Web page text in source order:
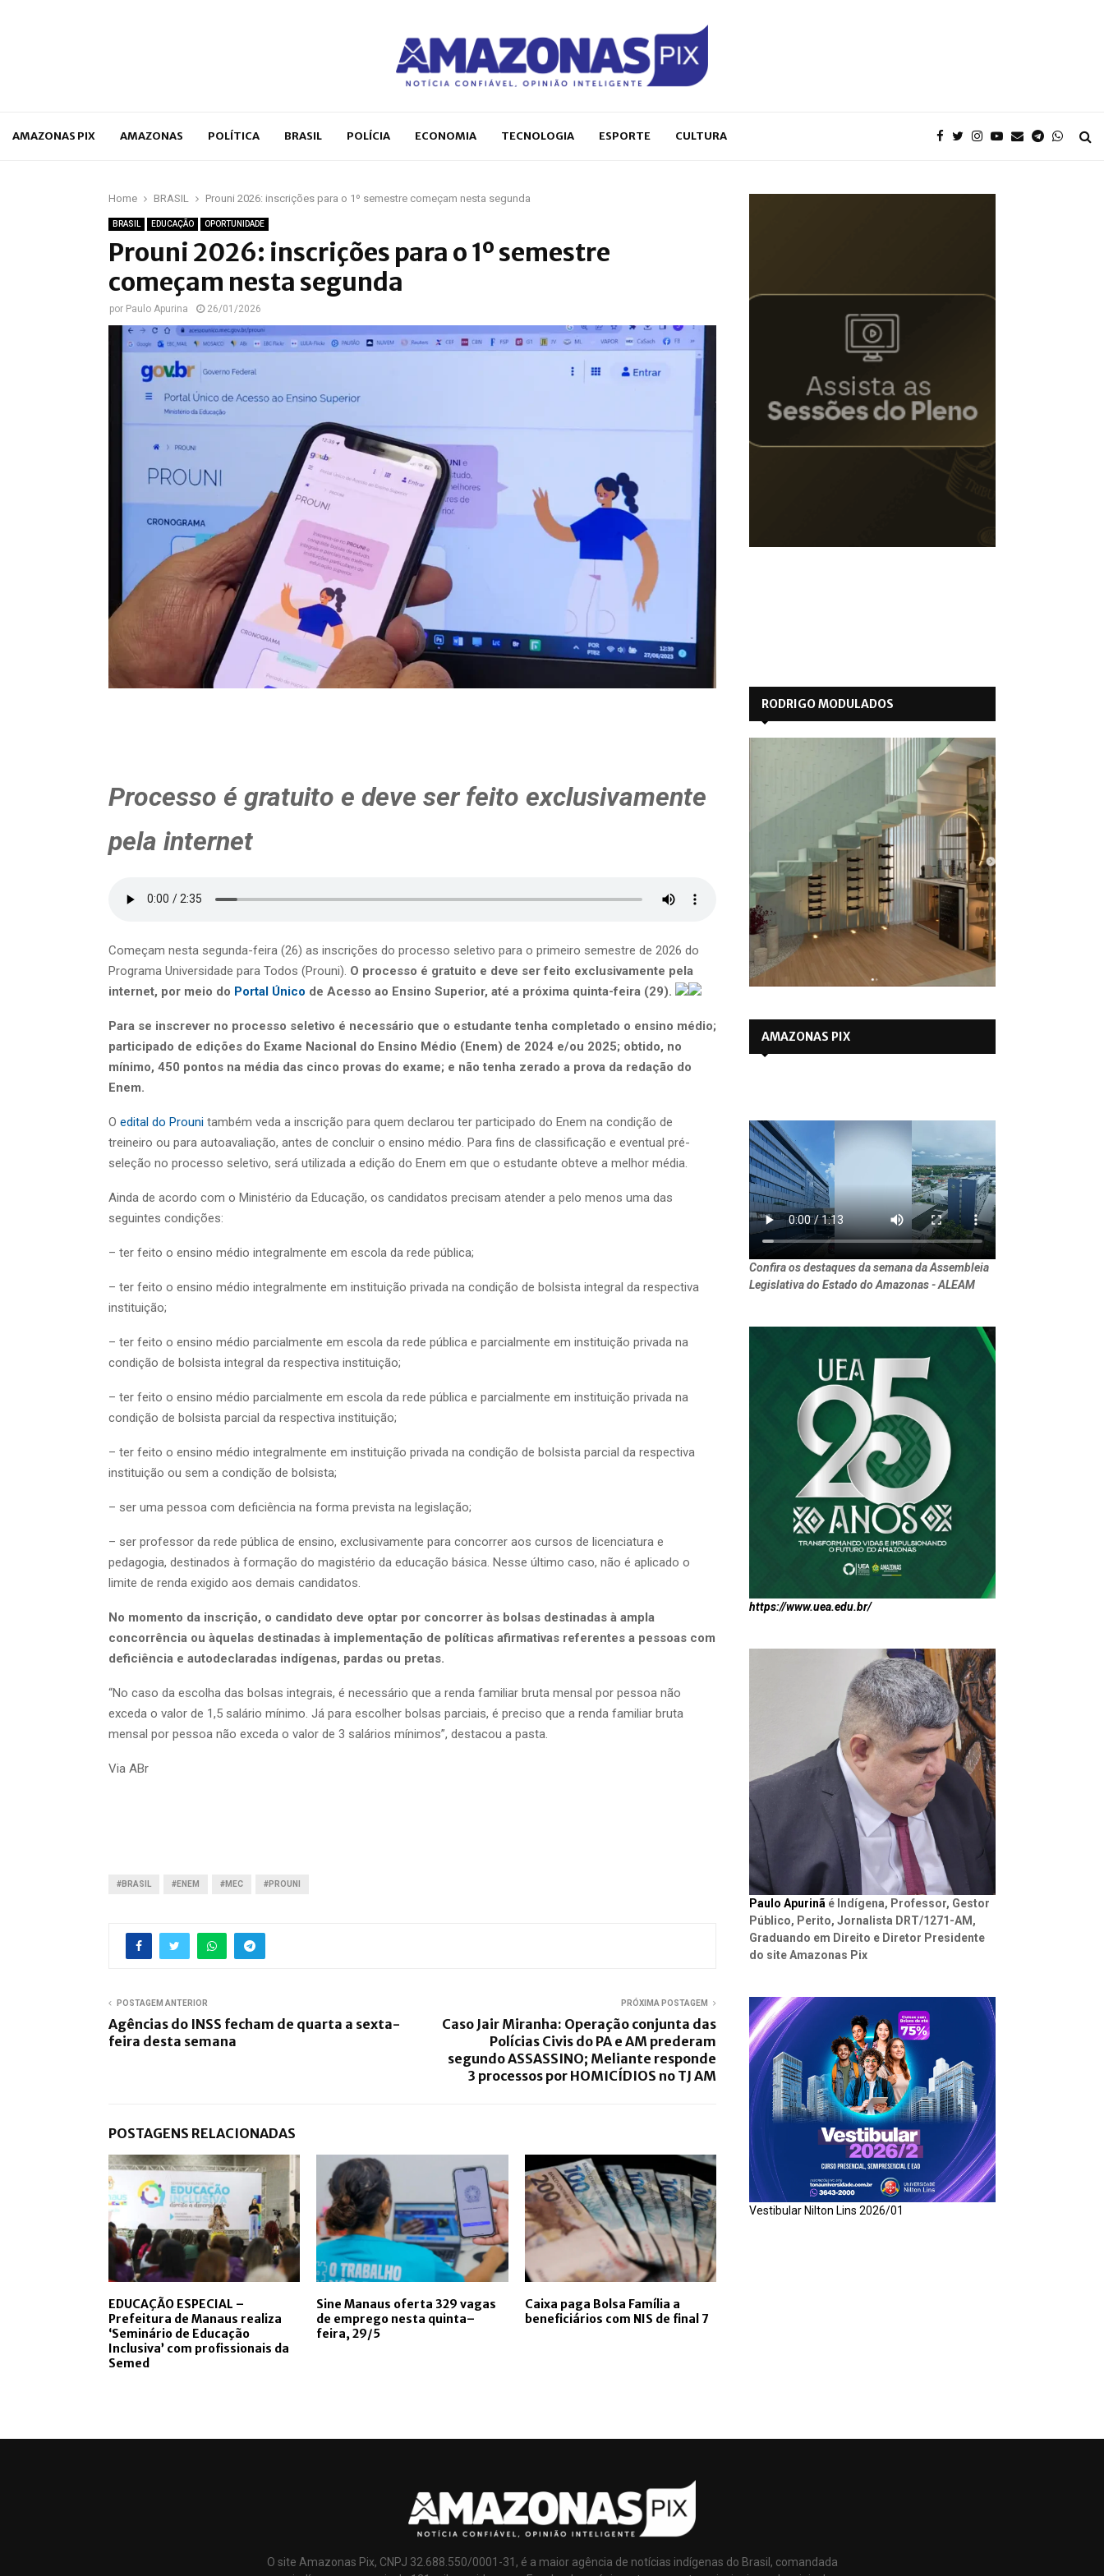
AMAZONAS PIX AMAZONAS POLÍTICA BRASIL POLÍCIA ECONOMIA TECNOLOGIA ESPORTE CULTURA
Home BRASIL Prouni 2026: inscrições para o 1º semestre começam nesta segunda
BRASIL EDUCAÇÃO OPORTUNIDADE
Prouni 2026: inscrições para o 1º semestre
começam nesta segunda
por Paulo Apurina 26/01/2026
Processo é gratuito e deve ser feito exclusivamente
pela internet
Começam nesta segunda-feira (26) as inscrições do processo seletivo para o primeiro semestre de 2026 do
Programa Universidade para Todos (Prouni). O processo é gratuito e deve ser feito exclusivamente pela
internet, por meio do Portal Único de Acesso ao Ensino Superior, até a próxima quinta-feira (29).
Para se inscrever no processo seletivo é necessário que o estudante tenha completado o ensino médio;
participado de edições do Exame Nacional do Ensino Médio (Enem) de 2024 e/ou 2025; obtido, no
mínimo, 450 pontos na média das cinco provas do exame; e não tenha zerado a prova da redação do
Enem.
O edital do Prouni também veda a inscrição para quem declarou ter participado do Enem na condição de
treineiro ou para autoavaliação, antes de concluir o ensino médio. Para fins de classificação e eventual pré-
seleção no processo seletivo, será utilizada a edição do Enem em que o estudante obteve a melhor média.
Ainda de acordo com o Ministério da Educação, os candidatos precisam atender a pelo menos uma das
seguintes condições:
– ter feito o ensino médio integralmente em escola da rede pública;
– ter feito o ensino médio integralmente em instituição privada na condição de bolsista integral da respectiva
instituição;
– ter feito o ensino médio parcialmente em escola da rede pública e parcialmente em instituição privada na
condição de bolsista integral da respectiva instituição;
– ter feito o ensino médio parcialmente em escola da rede pública e parcialmente em instituição privada na
condição de bolsista parcial da respectiva instituição;
– ter feito o ensino médio integralmente em instituição privada na condição de bolsista parcial da respectiva
instituição ou sem a condição de bolsista;
– ser uma pessoa com deficiência na forma prevista na legislação;
– ser professor da rede pública de ensino, exclusivamente para concorrer aos cursos de licenciatura e
pedagogia, destinados à formação do magistério da educação básica. Nesse último caso, não é aplicado o
limite de renda exigido aos demais candidatos.
No momento da inscrição, o candidato deve optar por concorrer às bolsas destinadas à ampla
concorrência ou àquelas destinadas à implementação de políticas afirmativas referentes a pessoas com
deficiência e autodeclaradas indígenas, pardas ou pretas.
“No caso da escolha das bolsas integrais, é necessário que a renda familiar bruta mensal por pessoa não
exceda o valor de 1,5 salário mínimo. Já para escolher bolsas parciais, é preciso que a renda familiar bruta
mensal por pessoa não exceda o valor de 3 salários mínimos”, destacou a pasta.
Via ABr
#BRASIL #ENEM #MEC #PROUNI
POSTAGEM ANTERIOR
Agências do INSS fecham de quarta a sexta-
feira desta semana
PRÓXIMA POSTAGEM
Caso Jair Miranha: Operação conjunta das
Polícias Civis do PA e AM prederam
segundo ASSASSINO; Meliante responde
3 processos por HOMICÍDIOS no TJ AM
POSTAGENS RELACIONADAS
EDUCAÇÃO ESPECIAL –
Prefeitura de Manaus realiza
‘Seminário de Educação
Inclusiva’ com profissionais da
Semed
Sine Manaus oferta 329 vagas
de emprego nesta quinta–
feira, 29/5
Caixa paga Bolsa Família a
beneficiários com NIS de final 7
RODRIGO MODULADOS
AMAZONAS PIX
Confira os destaques da semana da Assembleia
Legislativa do Estado do Amazonas - ALEAM
https://www.uea.edu.br/
Paulo Apurinã é Indígena, Professor, Gestor
Público, Perito, Jornalista DRT/1271-AM,
Graduando em Direito e Diretor Presidente
do site Amazonas Pix
Vestibular Nilton Lins 2026/01
O site Amazonas Pix, CNPJ 32.688.550/0001-31, é a maior agência de notícias indígenas do Brasil, comandada